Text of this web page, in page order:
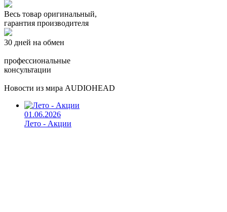
Весь товар оригинальный,
гарантия производителя
30 дней на обмен
профессиональные
консультации
Новости из мира AUDIOHEAD
01.06.2026
Лето - Акции